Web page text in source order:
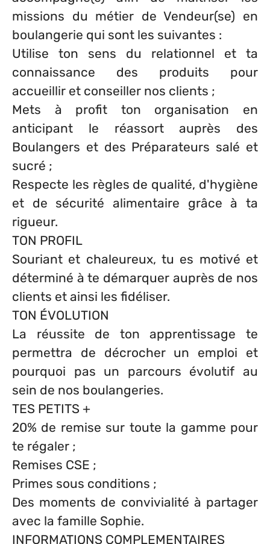
missions du métier de Vendeur(se) en
boulangerie qui sont les suivantes :
Utilise ton sens du relationnel et ta
connaissance des produits pour
accueillir et conseiller nos clients ;
Mets à profit ton organisation en
anticipant le réassort auprès des
Boulangers et des Préparateurs salé et
sucré ;
Respecte les règles de qualité, d'hygiène
et de sécurité alimentaire grâce à ta
rigueur.
TON PROFIL
Souriant et chaleureux, tu es motivé et
déterminé à te démarquer auprès de nos
clients et ainsi les fidéliser.
TON ÉVOLUTION
La réussite de ton apprentissage te
permettra de décrocher un emploi et
pourquoi pas un parcours évolutif au
sein de nos boulangeries.
TES PETITS +
20% de remise sur toute la gamme pour
te régaler ;
Remises CSE ;
Primes sous conditions ;
Des moments de convivialité à partager
avec la famille Sophie.
INFORMATIONS COMPLEMENTAIRES